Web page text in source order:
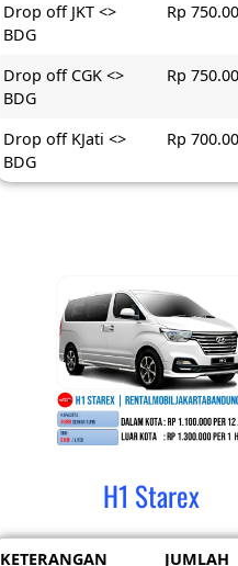
Drop off JKT <>
BDG
Rp
Drop off CGK <>
BDG
Rp
Drop off KJati <>
BDG
Rp
H1 Starex
KETERANGAN JUMLAH